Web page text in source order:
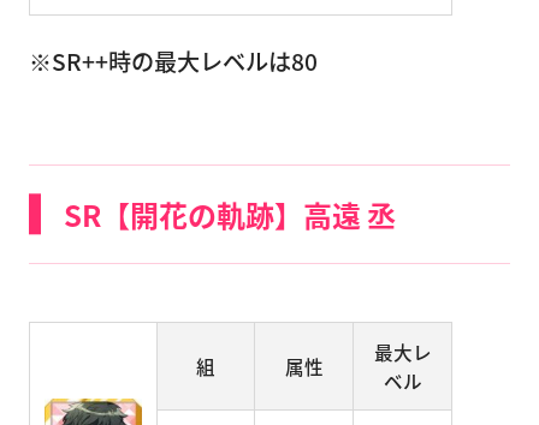
※SR++時の最大レベルは80
SR【開花の軌跡】高遠 丞
組 属性
最大レ
ベル